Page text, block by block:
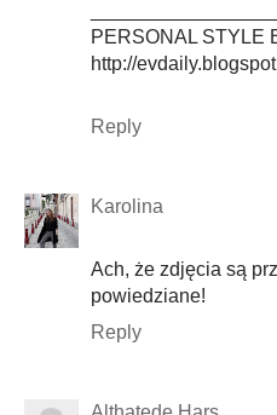
PERSONAL STYLE
http://
Reply
Karolina
Ach, że zdjęcia są
powiedziane!
Reply